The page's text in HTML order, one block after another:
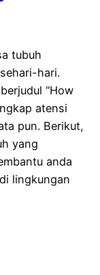
tubuh
hari.
“How
atensi
pun. Berikut,
yang
anda
lingkungan